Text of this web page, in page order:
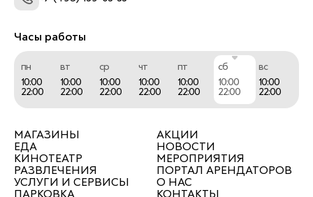
Часы работы
пн
10:00
22:00
вт
10:00
22:00
ср
10:00
22:00
чт
10:00
22:00
пт
10:00
22:00
сб
10:00
22:00
вс
10:00
22:00
МАГАЗИНЫ
ЕДА
КИНОТЕАТР
РАЗВЛЕЧЕНИЯ
УСЛУГИ И СЕРВИСЫ
ПАРКОВКА
АКЦИИ
НОВОСТИ
МЕРОПРИЯТИЯ
ПОРТАЛ АРЕНДАТОРОВ
О НАС
КОНТАКТЫ